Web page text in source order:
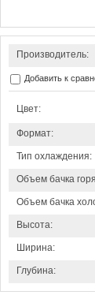
Производитель:
Добавить к
Цвет:
Формат:
Тип охлаждения:
Объем бачка
Объем бачка
Высота:
Ширина:
Глубина: